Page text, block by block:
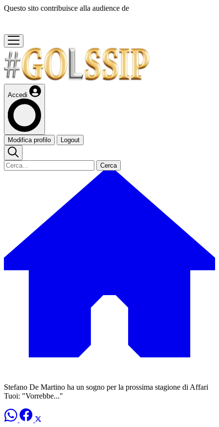
Questo sito contribuisce alla audience de
Accedi
Modifica profilo Logout
Cerca
Stefano De Martino ha un sogno per la prossima stagione di Affari
Tuoi: "Vorrebbe..."